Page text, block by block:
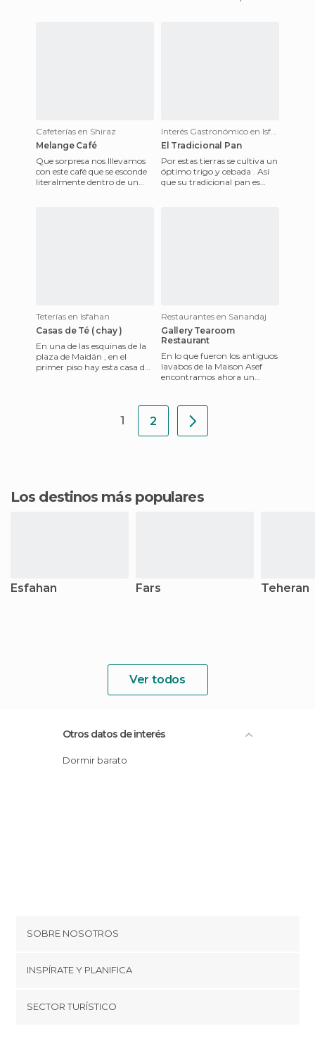
Cafeterías en Shiraz
Melange Café
Que sorpresa nos lllevamos
con este café que se esconde
literalmente dentro de un
Interés Gastronómico en Isfahan
El Tradicional Pan
Por estas tierras se cultiva un
óptimo trigo y cebada . Así
que su tradicional pan es
Teterías en Isfahan
Casas de Té ( chay )
En una de las esquinas de la
plaza de Maidán , en el
primer piso hay esta casa de
Restaurantes en Sanandaj
Gallery Tearoom
Restaurant
En lo que fueron los antiguos
lavabos de la Maison Asef
encontramos ahora un
1 2
Los destinos más populares
Esfahan Fars Teheran
Ver todos
Otros datos de interés
Dormir barato
SOBRE NOSOTROS
Cookies
Términos y condiciones
INSPÍRATE Y PLANIFICA
SECTOR TURÍSTICO